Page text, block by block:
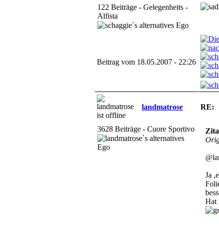
122 Beiträge - Gelegenheits -
Alfista
Beitrag vom 18.05.2007 - 22:26
landmatrose RE:
3628 Beiträge - Cuore Sportivo
Ja
Hat